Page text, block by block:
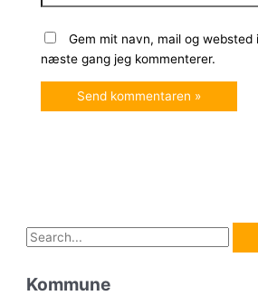
Gem mit navn, mail og websted
næste gang jeg kommenterer.
S
g
Kommune